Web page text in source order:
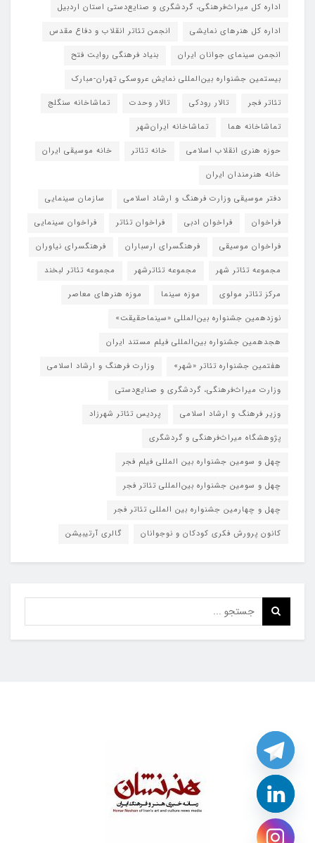
اداره کل میراث‌فرهنگی، گردشگری و صنایع‌دستی استان اردبیل
اداره کل هنرهای نمایشی
انجمن تئاتر انقلاب و دفاع مقدس
انجمن سینمای جوانان ایران
بنیاد فرهنگی روایت فتح
بیستمین جشنواره بین‌المللی نمایش عروسکی تهران-مبارک
تئاتر فجر
تالار رودکی تالار وحدت
تماشاخانه سنگلج
تماشاخانه هما
تماشاخانه‌ ایران‌شهر
حوزه هنری انقلاب اسلامی
خانه تئاتر
خانه موسیقی ایران
خانه هنرمندان ایران
دفتر موسیقی وزارت فرهنگ و ارشاد اسلامی
سازمان سینمایی
فراخوان
فراخوان ادبی فراخوان تئاتر
فراخوان سینمایی
فراخوان موسیقی
فرهنگسرای ارسباران
فرهنگسرای نیاوران
مجموعه تئاتر شهر
مجموعه تئاترشهر
مجموعه تئاتر لبخند
مرکز تئاتر مولوی
موزه سینما
موزه هنرهای معاصر
نوزدهمین جشنواره بین‌المللی «سینماحقیقت»
هجدهمین جشنواره بین‌المللی فیلم مستند ایران
هفتمین جشنواره تئاتر «شهر»
وزارت فرهنگ و ارشاد اسلامی
وزارت میراث‌فرهنگی، گردشگری و صنایع‌دستی
وزیر فرهنگ و ارشاد اسلامی
پردیس تئاتر شهرزاد
پژوهشگاه میراث‌فرهنگی و گردشگری
چهل و سومین جشنواره بین المللی فیلم فجر
چهل و سومین جشنواره بین‌المللی تئاتر فجر
چهل و چهارمین جشنواره بین المللی تئاتر فجر
کانون پرورش فکری کودکان و نوجوانان
گالری آرتیبیشن